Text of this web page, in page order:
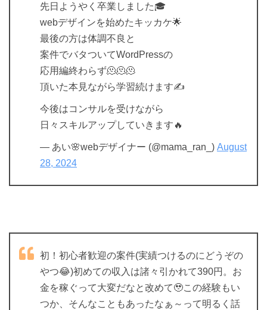
先日ようやく卒業しました🎓
webデザインを始めたキッカケ🌟
最後の方は体調不良と
案件でバタついてWordPressの
応用編終わらず🫠🫠🫠
頂いた本見ながら学習続けます✍️
今後はコンサルを受けながら
日々スキルアップしていきます🔥
— あい🌸webデザイナー (@mama_ran_) August
28, 2024
初！初心者歓迎の案件(実績つけるのにどうぞの
やつ😂)初めての収入は諸々引かれて390円。お
金を稼ぐって大変だなと改めて🥹この経験もい
つか、そんなこともあったなぁ～って明るく話